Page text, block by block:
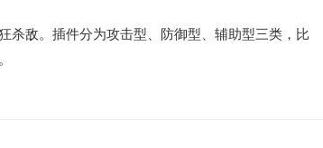
杀敌。插件分为攻击型、防御型、辅助型三类，比